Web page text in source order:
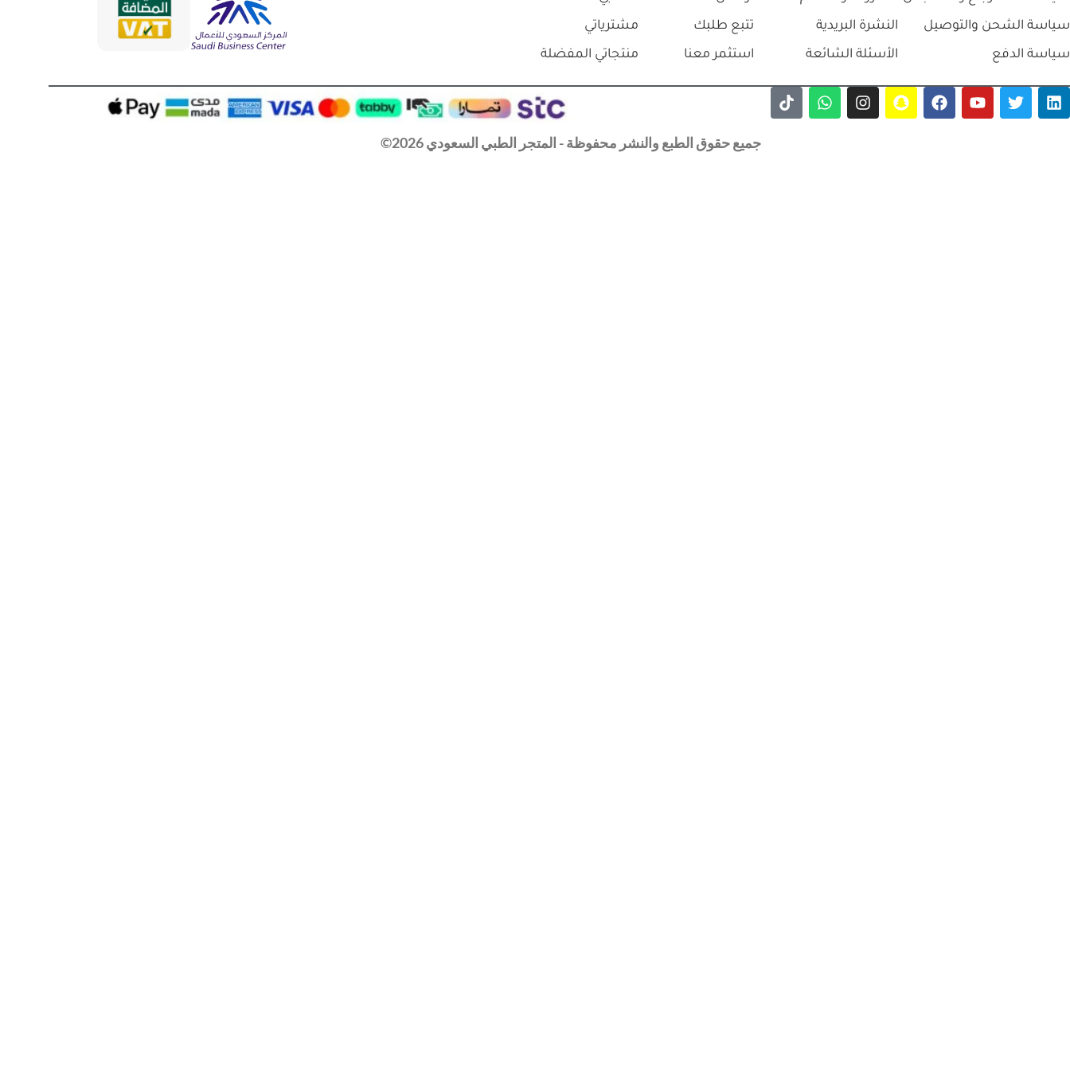
سياسة الشحن والتوصيل
سياسة الدفع
النشرة البريدية
الأسئلة الشائعة
تتبع طلبك
استثمر معنا
مشترياتي
منتجاتي المفضلة
جميع حقوق الطبع والنشر محفوظة - المتجر الطبي السعودي 2026©